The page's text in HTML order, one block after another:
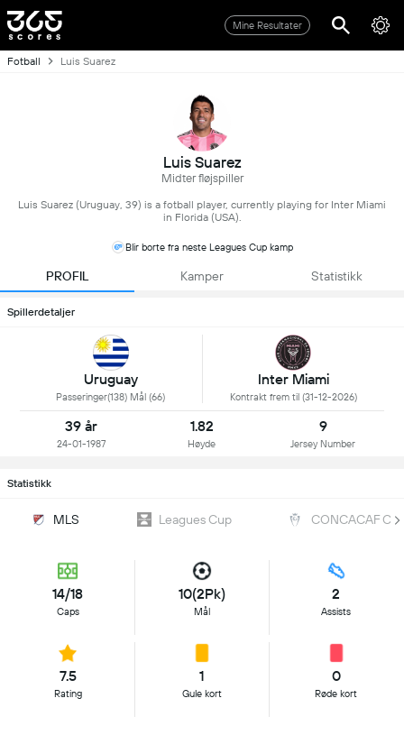
Mine Resultater
Fotball Luis Suarez
Luis Suarez
Midter fløjspiller
Luis Suarez (Uruguay, 39) is a fotball player, currently playing for Inter Miami
in Florida (USA).
Blir borte fra neste Leagues Cup kamp
PROFIL Kamper Statistikk
Spillerdetaljer
Uruguay
Passeringer(138) Mål (66)
Inter Miami
Kontrakt frem til (31-12-2026)
39 år
24-01-1987
1.82
Høyde
9
Jersey Number
Statistikk
MLS Leagues Cup CONCACAF
14/18
Caps
10(2Pk)
Mål
2
Assists
7.5
Rating
1
Gule kort
0
Røde kort